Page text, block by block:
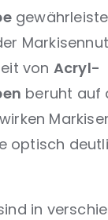
von Acryl-
beruht auf
optisch
in